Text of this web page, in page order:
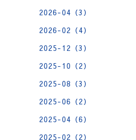
2026-04（3）
2026-02（4）
2025-12（3）
2025-10（2）
2025-08（3）
2025-06（2）
2025-04（6）
2025-02（2）